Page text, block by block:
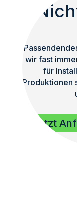
wir fast
für
Produktionen
Jetzt